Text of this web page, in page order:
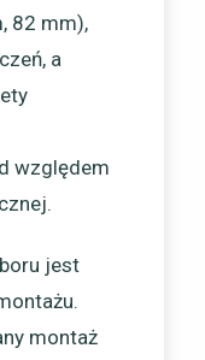
82 mm),
a
względem
jest
montaż